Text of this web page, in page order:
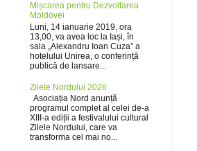
Mișcarea pentru Dezvoltarea
Moldovei
Luni, 14 ianuarie 2019, ora
13,00, va avea loc la Iași, în
sala „Alexandru Ioan Cuza” a
hotelului Unirea, o conferință
publică de lansare...
Zilele Nordului 2026
Asociația Nord anunță
programul complet al celei de-a
XIII-a ediții a festivalului cultural
Zilele Nordului, care va
transforma cel mai no...